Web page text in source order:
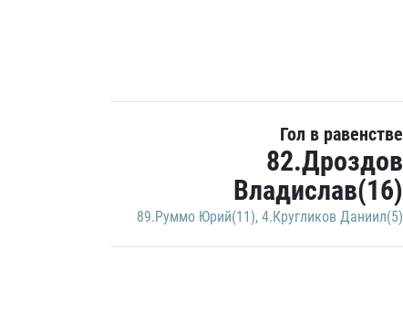
Гол в равенстве
82.Дроздов
Владислав(16)
89.Руммо Юрий(11), 4.Кругликов Даниил(5)